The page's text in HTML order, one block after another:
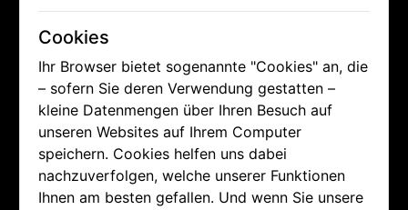
Cookies
Ihr Browser bietet sogenannte "Cookies" an, die
– sofern Sie deren Verwendung gestatten –
kleine Datenmengen über Ihren Besuch auf
unseren Websites auf Ihrem Computer
speichern. Cookies helfen uns dabei
nachzuverfolgen, welche unserer Funktionen
Ihnen am besten gefallen. Und wenn Sie unsere